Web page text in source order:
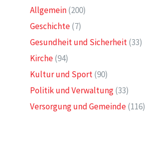
Allgemein(200)
Geschichte(7)
Gesundheit und Sicherheit(33)
Kirche(94)
Kultur und Sport(90)
Politik und Verwaltung(33)
Versorgung und Gemeinde(116)